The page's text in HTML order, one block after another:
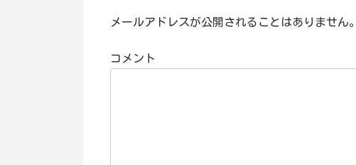
メールアドレスが公開されることはありません。
コメント